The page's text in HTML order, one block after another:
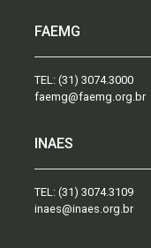
FAEMG
TEL: (31) 3074.3000
faemg@faemg.org.br
INAES
TEL: (31) 3074.3109
inaes@inaes.org.br